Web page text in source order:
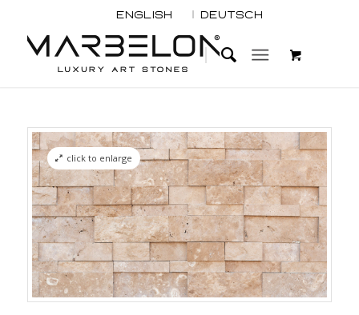
English Deutsch
click to enlarge